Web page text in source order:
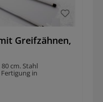
Greifzähnen,
cm. Stahl
in